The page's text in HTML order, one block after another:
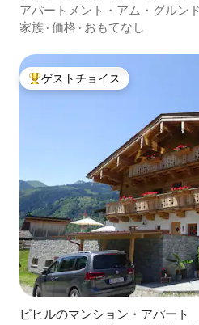
アパートメント・アム・グルン
家族 · 価格 · おもてなし
大好評のゲストチョイスです。
ゲストチョイス
ピヒルのマンション・アパート